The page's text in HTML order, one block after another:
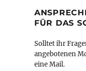
FÜR DAS
Solltet ihr
angebotenen
eine Mail.